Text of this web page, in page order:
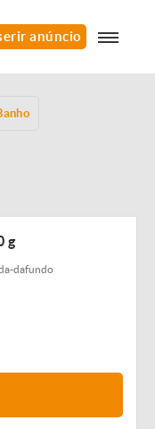
anúncio
g
dafundo